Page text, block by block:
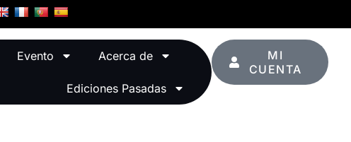
Evento Acerca de
Ediciones Pasadas
MI
CUENTA